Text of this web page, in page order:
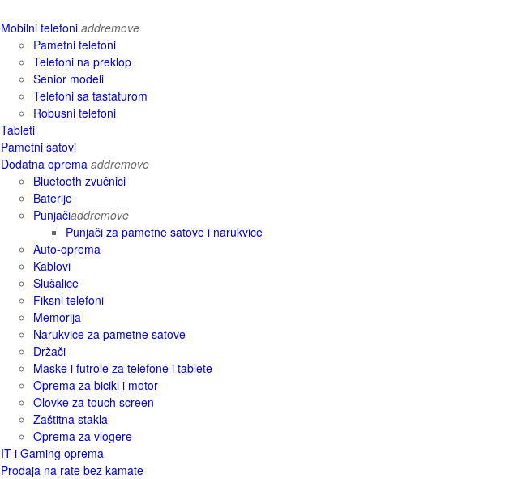
Mobilni telefoni addremove
Pametni telefoni
Telefoni na preklop
Senior modeli
Telefoni sa tastaturom
Robusni telefoni
Tableti
Pametni satovi
Dodatna oprema addremove
Bluetooth zvučnici
Baterije
Punjačiaddremove
Punjači za pametne satove i narukvice
Auto-oprema
Kablovi
Slušalice
Fiksni telefoni
Memorija
Narukvice za pametne satove
Držači
Maske i futrole za telefone i tablete
Oprema za bicikl i motor
Olovke za touch screen
Zaštitna stakla
Oprema za vlogere
IT i Gaming oprema
Prodaja na rate bez kamate